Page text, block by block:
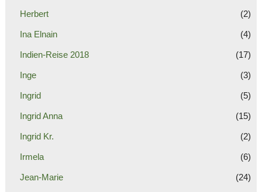
Herbert (2)
Ina Elnain (4)
Indien-Reise 2018 (17)
Inge (3)
Ingrid (5)
Ingrid Anna (15)
Ingrid Kr. (2)
Irmela (6)
Jean-Marie (24)